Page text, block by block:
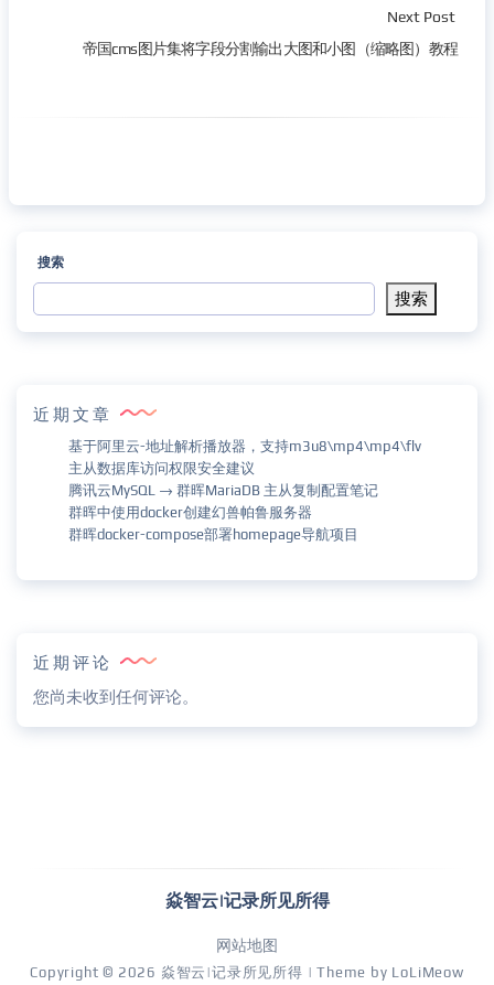
Next Post
帝国cms图片集将字段分割输出大图和小图（缩略图）教程
搜索
搜索
近期文章
基于阿里云-地址解析播放器，支持m3u8\mp4\mp4\flv
主从数据库访问权限安全建议
腾讯云MySQL → 群晖MariaDB 主从复制配置笔记
群晖中使用docker创建幻兽帕鲁服务器
群晖docker-compose部署homepage导航项目
近期评论
您尚未收到任何评论。
焱智云|记录所见所得
网站地图
Copyright © 2026 焱智云|记录所见所得 | Theme by LoLiMeow